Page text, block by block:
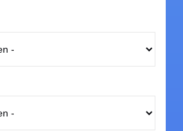
category you are renting and